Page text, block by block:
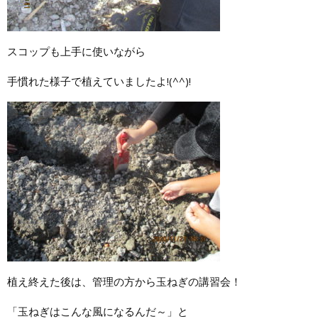
スコップも上手に使いながら
手慣れた様子で植えていましたよ!(^^)!
植え終えた後は、管理の方から玉ねぎの講習会！
「玉ねぎはこんな風になるんだ～」と